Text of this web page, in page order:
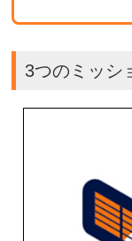
3つのミッシ